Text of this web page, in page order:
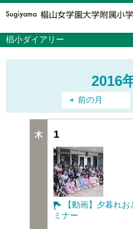
学校案内
入試情報
施設・設備
アクセス
椙小ダイアリー
2016
前の月
1
【動画】夕暮れ
ミナー